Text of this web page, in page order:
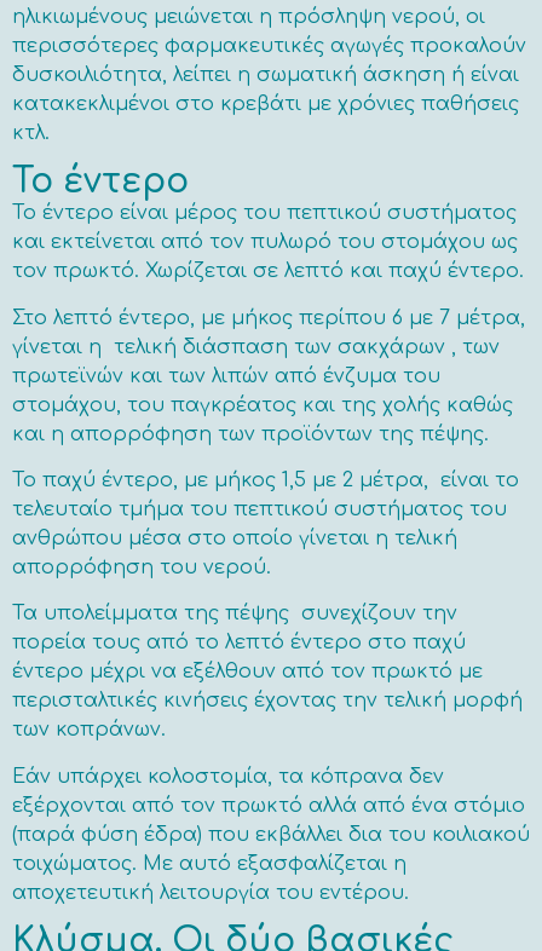
ηλικιωμένους μειώνεται η πρόσληψη νερού, οι
περισσότερες φαρμακευτικές αγωγές προκαλούν
δυσκοιλιότητα, λείπει η σωματική άσκηση ή είναι
κατακεκλιμένοι στο κρεβάτι με χρόνιες παθήσεις
κτλ.
Το έντερο
Το έντερο είναι μέρος του πεπτικού συστήματος
και εκτείνεται από τον πυλωρό του στομάχου ως
τον πρωκτό. Χωρίζεται σε λεπτό και παχύ έντερο.
Στο λεπτό έντερο, με μήκος περίπου 6 με 7 μέτρα,
γίνεται η τελική διάσπαση των σακχάρων , των
πρωτεϊνών και των λιπών από ένζυμα του
στομάχου, του παγκρέατος και της χολής καθώς
και η απορρόφηση των προϊόντων της πέψης.
Το παχύ έντερο, με μήκος 1,5 με 2 μέτρα, είναι το
τελευταίο τμήμα του πεπτικού συστήματος του
ανθρώπου μέσα στο οποίο γίνεται η τελική
απορρόφηση του νερού.
Τα υπολείμματα της πέψης συνεχίζουν την
πορεία τους από το λεπτό έντερο στο παχύ
έντερο μέχρι να εξέλθουν από τον πρωκτό με
περισταλτικές κινήσεις έχοντας την τελική μορφή
των κοπράνων.
Εάν υπάρχει κολοστομία, τα κόπρανα δεν
εξέρχονται από τον πρωκτό αλλά από ένα στόμιο
(παρά φύση έδρα) που εκβάλλει δια του κοιλιακού
τοιχώματος. Με αυτό εξασφαλίζεται η
αποχετευτική λειτουργία του εντέρου.
Κλύσμα. Οι δύο βασικές